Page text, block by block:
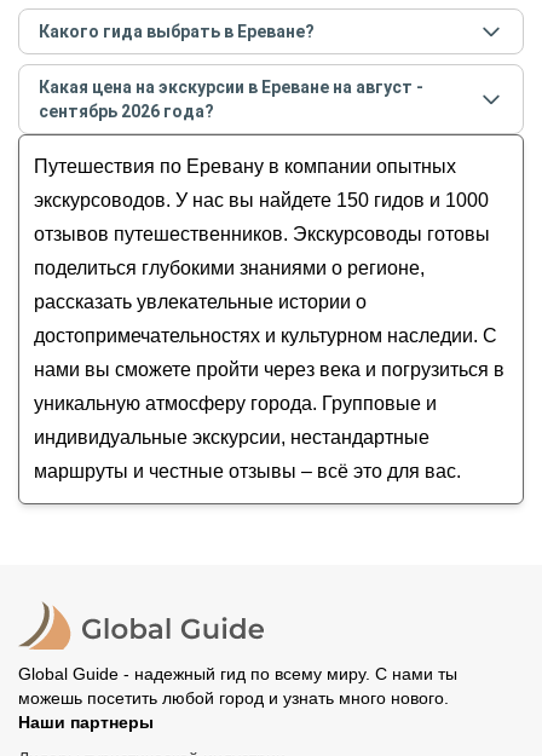
Самые популярные экскурсиив Ереванев августе
- сентябре 2026года:
Каменная симфония Гарни, скальный Гегард и
обед на озере Севан (в группе)
Трилогия Армении: Цахкадзор, Севан
и Дилижан
Все грани Еревана: путешествие во времени
Ереван известный и неизведанный
выпечке лаваша
Какого гида выбрать в Ереване?
Лучшие гидыв Ереванепо рейтингу и отзывам в
августе 2026 года:
Зара
Гурген
Сюзанна
Арарат
Какая цена на экскурсии в Ереване на август -
сентябрь 2026 года?
сентябрь 2026года от 7до 485 EUR
Путешествия по Еревану в компании опытных
экскурсоводов. У нас вы найдете 150 гидов и 1000
отзывов путешественников. Экскурсоводы готовы
поделиться глубокими знаниями о регионе,
рассказать увлекательные истории о
достопримечательностях и культурном наследии. С
нами вы сможете пройти через века и погрузиться в
уникальную атмосферу города. Групповые и
индивидуальные экскурсии, нестандартные
маршруты и честные отзывы – всё это для вас.
Global Guide - надежный гид по всему миру. С нами ты
можешь посетить любой город и узнать много нового.
Наши партнеры